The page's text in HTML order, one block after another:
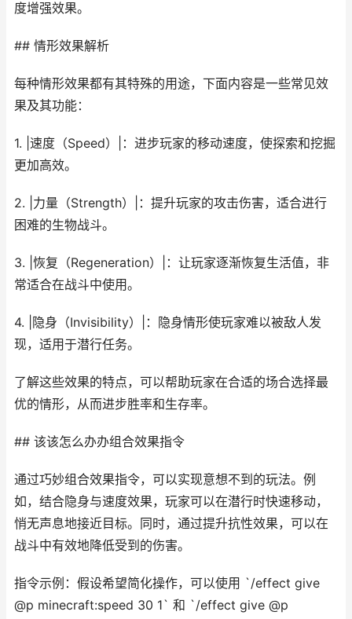
度增强效果。
## 情形效果解析
每种情形效果都有其特殊的用途，下面内容是一些常见效
果及其功能：
1. |速度（Speed）|：进步玩家的移动速度，使探索和挖掘
更加高效。
2. |力量（Strength）|：提升玩家的攻击伤害，适合进行
困难的生物战斗。
3. |恢复（Regeneration）|：让玩家逐渐恢复生活值，非
常适合在战斗中使用。
4. |隐身（Invisibility）|：隐身情形使玩家难以被敌人发
现，适用于潜行任务。
了解这些效果的特点，可以帮助玩家在合适的场合选择最
优的情形，从而进步胜率和生存率。
## 该该怎么办办组合效果指令
通过巧妙组合效果指令，可以实现意想不到的玩法。例
如，结合隐身与速度效果，玩家可以在潜行时快速移动，
悄无声息地接近目标。同时，通过提升抗性效果，可以在
战斗中有效地降低受到的伤害。
指令示例：假设希望简化操作，可以使用 `/effect give
@p minecraft:speed 30 1` 和 `/effect give @p